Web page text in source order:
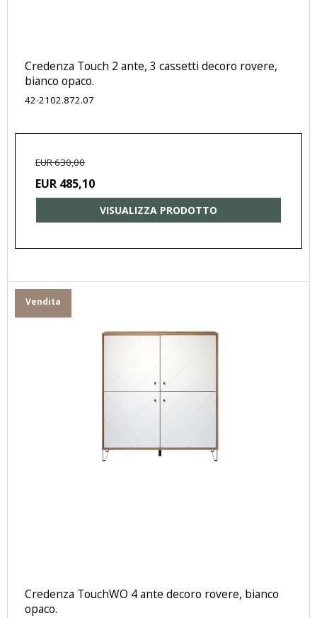
Credenza Touch 2 ante, 3 cassetti decoro rovere,
bianco opaco.
42-2102.872.07
EUR 630,00
EUR 485,10
VISUALIZZA PRODOTTO
Vendita
Credenza TouchWO 4 ante decoro rovere, bianco
opaco.